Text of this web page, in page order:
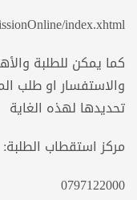
كما يمكن للطلبة
والاستفسار او طلب
تحديدها لهذه الغاية
مركز استقطاب الطلبة:
0797122000